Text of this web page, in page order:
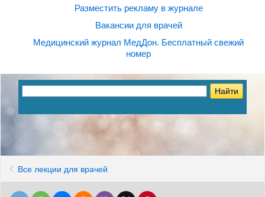
Разместить рекламу в журнале
Вакансии для врачей
Медицинский журнал МедДон. Бесплатный свежий
номер
Все лекции для врачей